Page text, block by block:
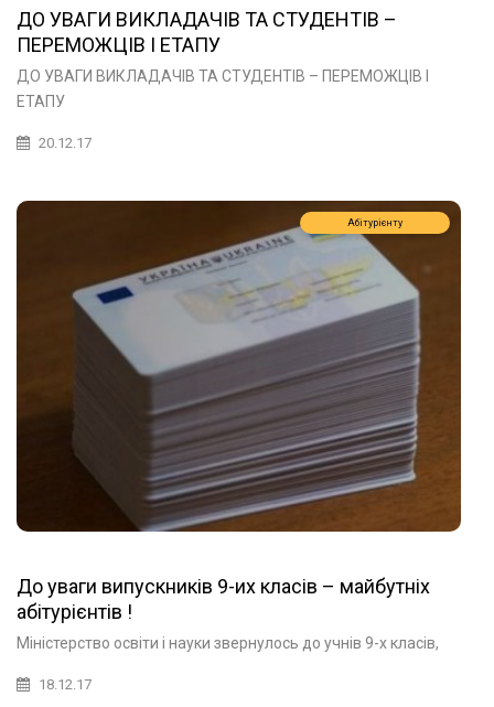
ДО УВАГИ ВИКЛАДАЧІВ ТА СТУДЕНТІВ –
ПЕРЕМОЖЦІВ І ЕТАПУ
ДО УВАГИ ВИКЛАДАЧІВ ТА СТУДЕНТІВ – ПЕРЕМОЖЦІВ І
ЕТАПУ
20.12.17
Абітурієнту
До уваги випускників 9-их класів – майбутніх
абітурієнтів !
Міністерство освіти і науки звернулось до учнів 9-х класів,
18.12.17